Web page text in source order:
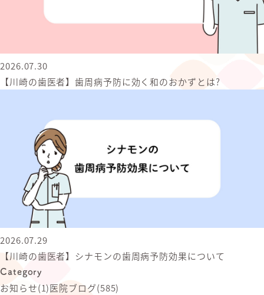
2026.07.30
【川崎の歯医者】歯周病予防に効く和のおかずとは?
2026.07.29
【川崎の歯医者】シナモンの歯周病予防効果について
Category
お知らせ(1)医院ブログ(585)